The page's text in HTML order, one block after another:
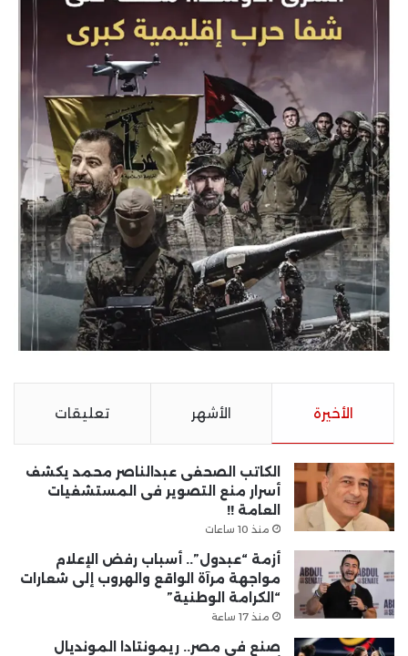
الأخيرة الأشهر تعليقات
الكاتب الصحفى عبدالناصر محمد يكشف
أسرار منع التصوير فى المستشفيات
العامة !!
منذ 10 ساعات
أزمة “عبدول”.. أسباب رفض الإعلام
مواجهة مرآة الواقع والهروب إلى شعارات
“الكرامة الوطنية”
منذ 17 ساعة
صنع في مصر.. ريمونتادا المونديال